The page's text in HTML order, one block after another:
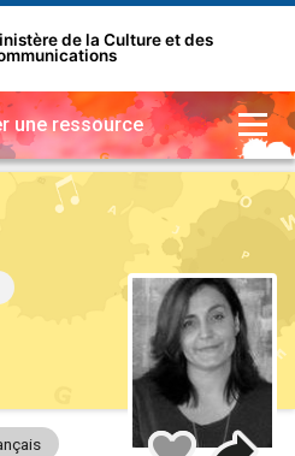
de la Culture et des
une ressource
Ajouter